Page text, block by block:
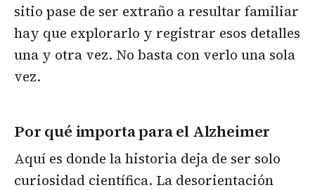
sitio pase de ser extraño a resultar familiar
hay que explorarlo y registrar esos detalles
una y otra vez. No basta con verlo una sola
vez.
Por qué importa para el Alzheimer
Aquí es donde la historia deja de ser solo
curiosidad científica. La desorientación